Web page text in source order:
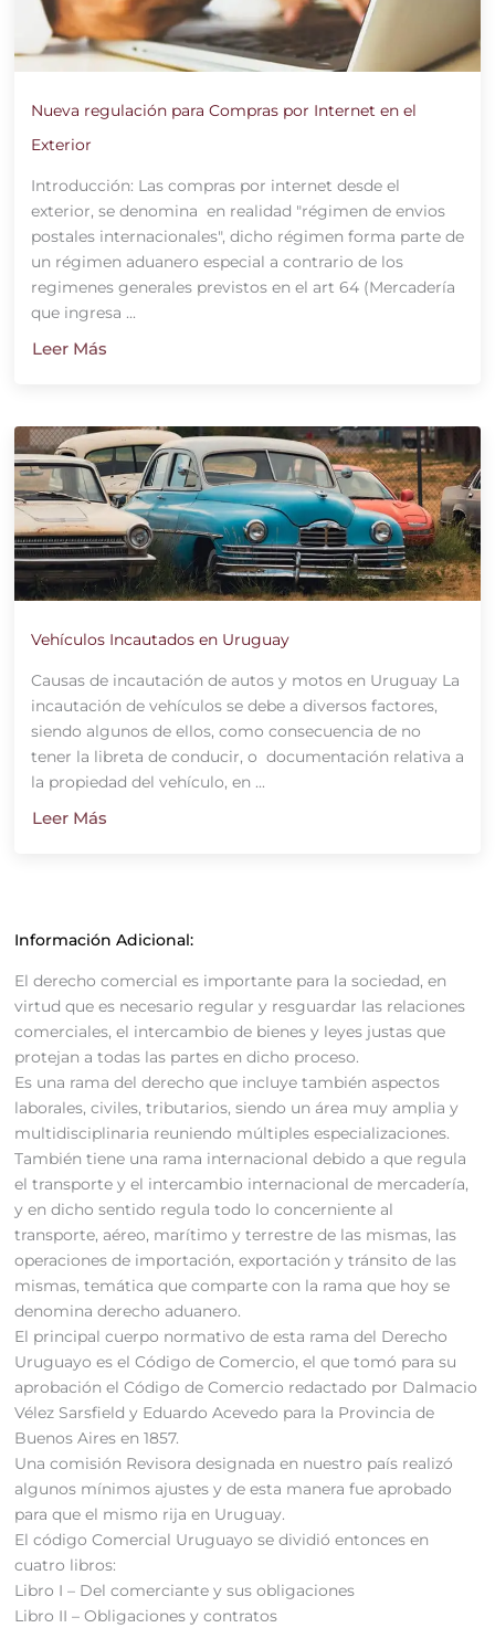
Nueva regulación para Compras por Internet en el
Exterior
Introducción: Las compras por internet desde el
exterior, se denomina en realidad "régimen de envios
postales internacionales", dicho régimen forma parte de
un régimen aduanero especial a contrario de los
regimenes generales previstos en el art 64 (Mercadería
que ingresa ...
Leer Más
Vehículos Incautados en Uruguay
Causas de incautación de autos y motos en Uruguay La
incautación de vehículos se debe a diversos factores,
siendo algunos de ellos, como consecuencia de no
tener la libreta de conducir, o documentación relativa a
la propiedad del vehículo, en ...
Leer Más
Información Adicional:
El derecho comercial es importante para la sociedad, en
virtud que es necesario regular y resguardar las relaciones
comerciales, el intercambio de bienes y leyes justas que
protejan a todas las partes en dicho proceso.
Es una rama del derecho que incluye también aspectos
laborales, civiles, tributarios, siendo un área muy amplia y
multidisciplinaria reuniendo múltiples especializaciones.
También tiene una rama internacional debido a que regula
el transporte y el intercambio internacional de mercadería,
y en dicho sentido regula todo lo concerniente al
transporte, aéreo, marítimo y terrestre de las mismas, las
operaciones de importación, exportación y tránsito de las
mismas, temática que comparte con la rama que hoy se
denomina derecho aduanero.
El principal cuerpo normativo de esta rama del Derecho
Uruguayo es el Código de Comercio, el que tomó para su
aprobación el Código de Comercio redactado por Dalmacio
Vélez Sarsfield y Eduardo Acevedo para la Provincia de
Buenos Aires en 1857.
Una comisión Revisora designada en nuestro país realizó
algunos mínimos ajustes y de esta manera fue aprobado
para que el mismo rija en Uruguay.
El código Comercial Uruguayo se dividió entonces en
cuatro libros:
Libro I – Del comerciante y sus obligaciones
Libro II – Obligaciones y contratos